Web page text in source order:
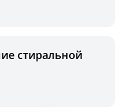
стиральной